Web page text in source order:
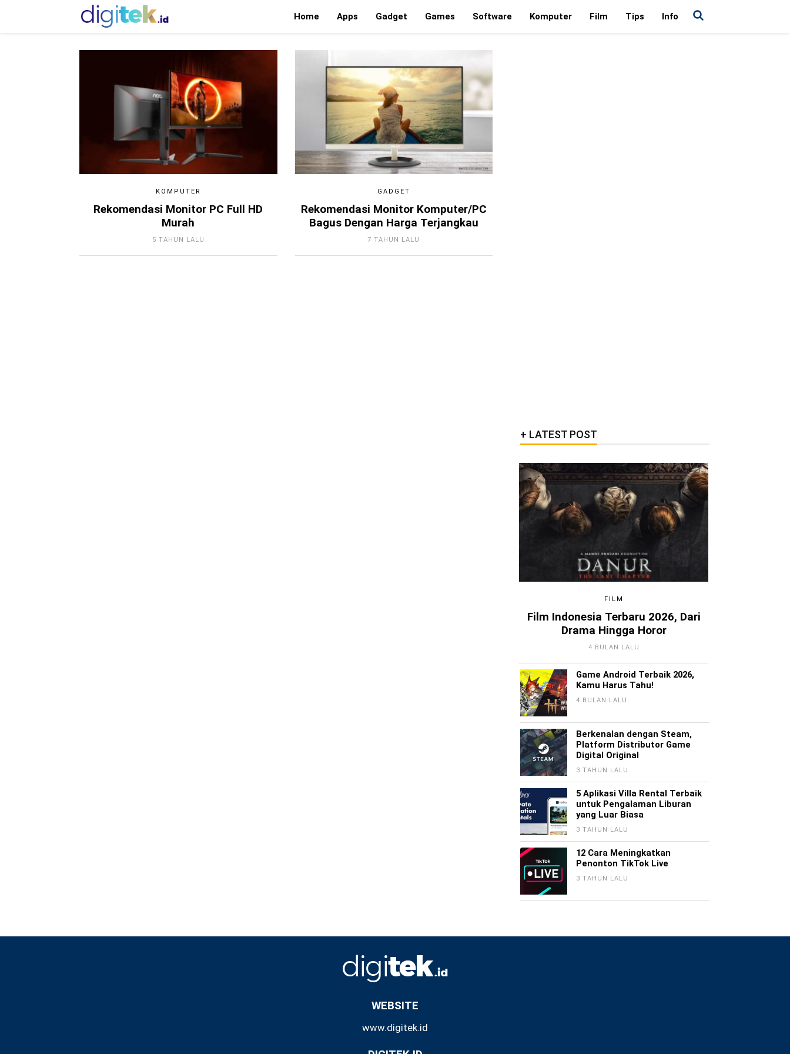
Home Apps Gadget Games Software Komputer Film Tips Info
KOMPUTER
Rekomendasi Monitor PC Full HD
Murah
5 TAHUN LALU
GADGET
Rekomendasi Monitor Komputer/PC
Bagus Dengan Harga Terjangkau
7 TAHUN LALU
LATEST POST
FILM
Film Indonesia Terbaru 2026, Dari
Drama Hingga Horor
4 BULAN LALU
Game Android Terbaik 2026,
Kamu Harus Tahu!
4 BULAN LALU
Berkenalan dengan Steam,
Platform Distributor Game
Digital Original
3 TAHUN LALU
5 Aplikasi Villa Rental Terbaik
untuk Pengalaman Liburan
yang Luar Biasa
3 TAHUN LALU
12 Cara Meningkatkan
Penonton TikTok Live
3 TAHUN LALU
WEBSITE
www.digitek.id